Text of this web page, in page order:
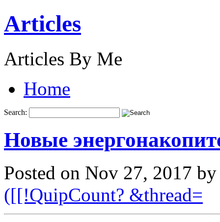
Articles
Articles By Me
Home
Search:
Новые
Posted on Nov 27, 2017
([[!QuipCount? &thread=